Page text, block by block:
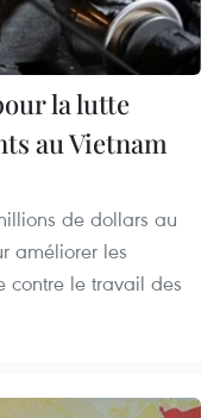
la lutte
au Vietnam
de dollars au
améliorer les
contre le travail des